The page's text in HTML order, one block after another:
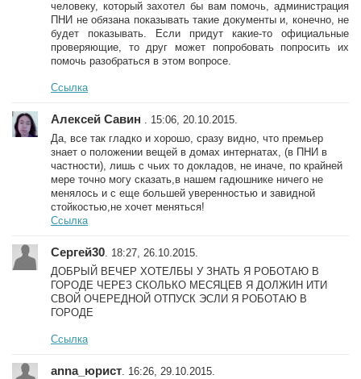
человеку, который захотел бы вам помочь, администрация
ПНИ не обязана показывать такие документы и, конечно, не
будет показывать. Если придут какие-то официальные
проверяющие, то друг может попробовать попросить их
помочь разобраться в этом вопросе.
Ссылка
Алексей Савин
. 15:06, 20.10.2015.
Да, все так гладко и хорошо, сразу видно, что премьер
знает о положении вещей в домах интернатах, (в ПНИ в
частности), лишь с чьих то докладов, не иначе, по крайней
мере точно могу сказать,в нашем гадюшнике ничего не
менялось и с еще большей уверенностью и завидной
стойкостью,не хочет меняться!
Ссылка
Сергей30 . 18:27, 26.10.2015.
ДОБРЫЙ ВЕЧЕР ХОТЕЛБЫ У ЗНАТЬ Я РОБОТАЮ В
ГОРОДЕ ЧЕРЕЗ СКОЛЬКО МЕСЯЦЕВ Я ДОЛЖИН ИТИ
СВОЙ ОЧЕРЕДНОЙ ОТПУСК ЭСЛИ Я РОБОТАЮ В
ГОРОДЕ
Ссылка
anna_юрист . 16:26, 29.10.2015.